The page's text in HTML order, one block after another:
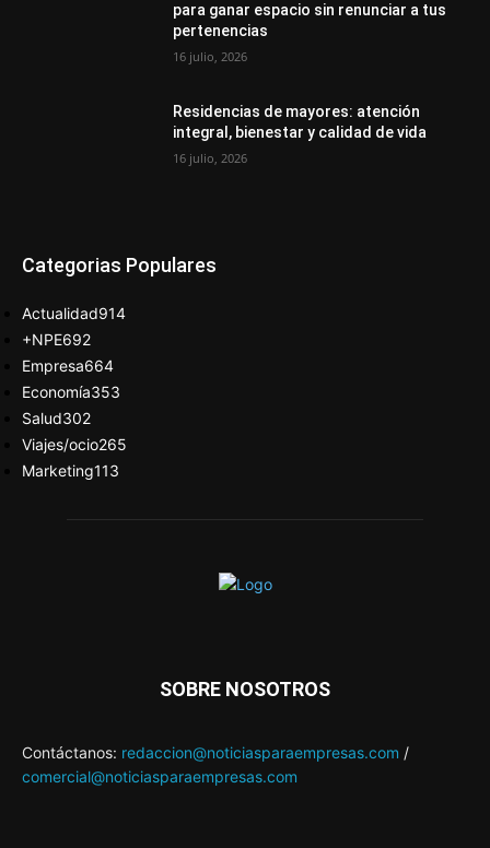
para ganar espacio sin renunciar a tus
pertenencias
16 julio, 2026
Residencias de mayores: atención
integral, bienestar y calidad de vida
16 julio, 2026
Categorias Populares
Actualidad914
+NPE692
Empresa664
Economía353
Salud302
Viajes/ocio265
Marketing113
SOBRE NOSOTROS
Contáctanos: redaccion@noticiasparaempresas.com /
comercial@noticiasparaempresas.com